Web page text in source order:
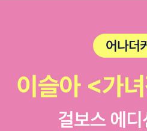
학(이야기, 시) 뿐만 아니라 비문학 (
을8가지 독해력 평가 원리에 따라 독
눈에 담기는 커리큘럼을 보니 골고루
알 수 있어요.독해력 평가 8가지 원
악, 문제마다 적용해 해결할 수 있는
제를 풀며 독해력을 길러봐야겠어요